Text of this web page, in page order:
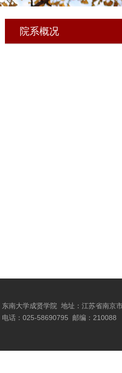
院系概况
东南大学成贤学院 地址：江苏省南京
电话：025-58690795
邮编：210088